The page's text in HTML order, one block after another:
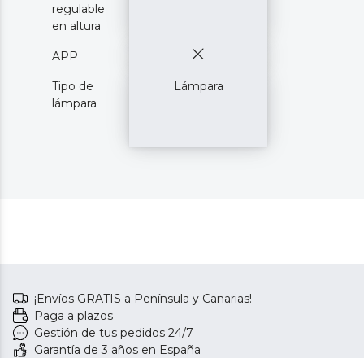
regulable
en altura
APP
Tipo de
lámpara
Lámpara
¡Envíos GRATIS a Península y Canarias!
Paga a plazos
Gestión de tus pedidos 24/7
Garantía de 3 años en España